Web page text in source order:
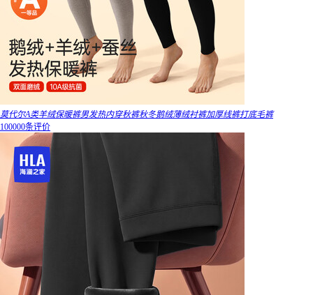
莫代尔A类羊绒保暖裤男发热内穿秋裤秋冬鹅绒薄绒衬裤加厚线裤打底毛裤
100000条评价